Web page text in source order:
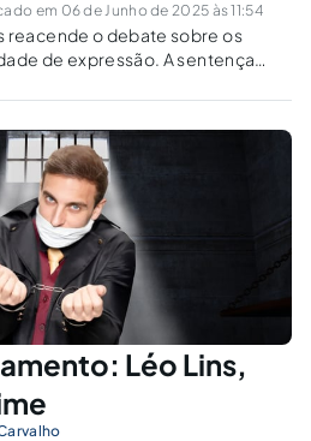
em 06 de Junho de 2025 às 11:54
reacende o debate sobre os
de expressão. A sentença
Léo Lins,